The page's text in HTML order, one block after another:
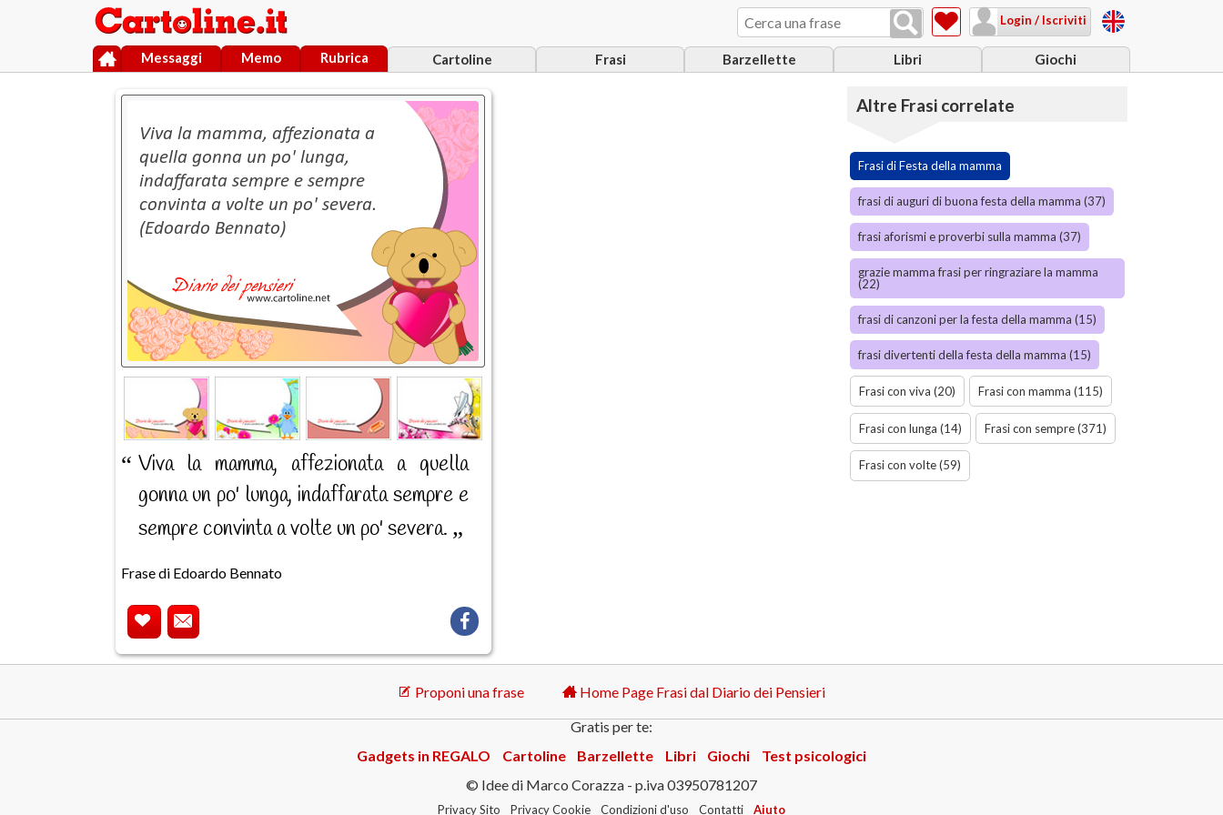
Login / Iscriviti
Cartoline Frasi Barzellette Libri Giochi
Messaggi Memo Rubrica
Viva la mamma, affezionata a quella
gonna un po' lunga, indaffarata sempre e
sempre convinta a volte un po' severa.
Frase di Edoardo Bennato
Altre Frasi correlate
Frasi di Festa della mamma
frasi di auguri di buona festa della mamma (37)
frasi aforismi e proverbi sulla mamma (37)
grazie mamma frasi per ringraziare la mamma
(22)
frasi di canzoni per la festa della mamma (15)
frasi divertenti della festa della mamma (15)
Frasi con viva (20) Frasi con mamma (115)
Frasi con lunga (14) Frasi con sempre (371)
Frasi con volte (59)
Proponi una frase
Home Page Frasi dal Diario dei Pensieri
Gratis per te:
Gadgets in REGALO
Cartoline Barzellette Libri Giochi
Test psicologici
© Idee di Marco Corazza - p.iva 03950781207
Privacy Sito Privacy Cookie Condizioni d'uso Contatti Aiuto